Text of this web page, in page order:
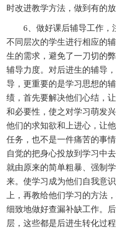
时改进教学方法，做到有的放
6、做好课后辅导工作，
不同层次的学生进行相应的
生的需求，避免了一刀切的
辅导力度。对后进生的辅导
导，更重要的是学习思想的
绩，首先要解决他们心结，
和必要性，使之对学习萌发
他们的求知欲和上进心，让
任务，也不是一件痛苦的事
自觉的把身心投放到学习中
就由原来的简单粗暴、强制
来。使学习成为他们自我意
上，再教给他们学习的方法
细致地做好查漏补缺工作。
层，这些都是后进生转化过